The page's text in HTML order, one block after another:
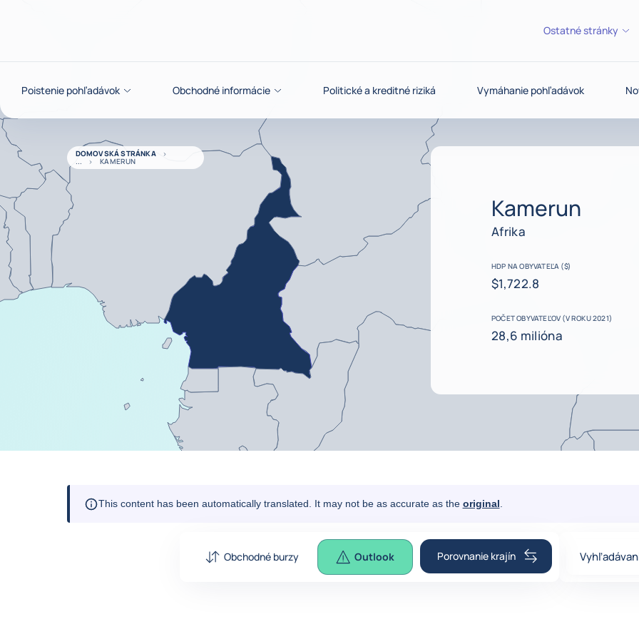
Poistenie pohľadávok Obchodné informácie Politické a kreditné riziká Vymáhanie pohľadávok
Ostatné stránky
DOMOVSKÁ STRÁNKA
KAMERUN
Kamerun
Afrika
HDP NA OBYVATEĽA ($)
$1,722.8
POČET OBYVATEĽOV (V ROKU 2021)
28,6 milióna
This content has been automatically translated. It may not be as accurate as the original
Obchodné burzy Outlook Porovnanie krajín